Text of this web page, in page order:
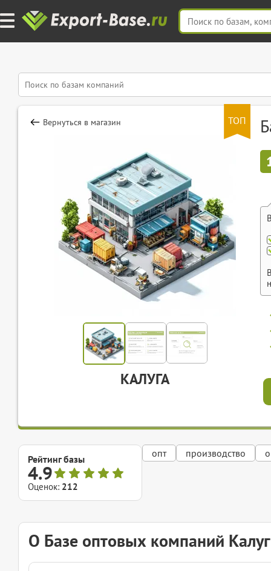
ТОП
Вернуться в магазин
КАЛУГА
Рейтинг базы
4.9
Оценок: 212
опт производство
О Базе оптовых компаний